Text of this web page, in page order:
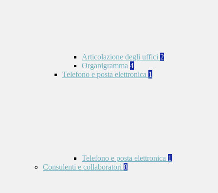
Articolazione degli uffici 2
Organigramma 4
Telefono e posta elettronica 1
Telefono e posta elettronica 1
Consulenti e collaboratori 8